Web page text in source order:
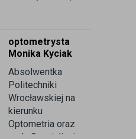
optometrysta
Monika Kyciak
Absolwentka
Politechniki
Wrocławskiej na
kierunku
Optometria oraz